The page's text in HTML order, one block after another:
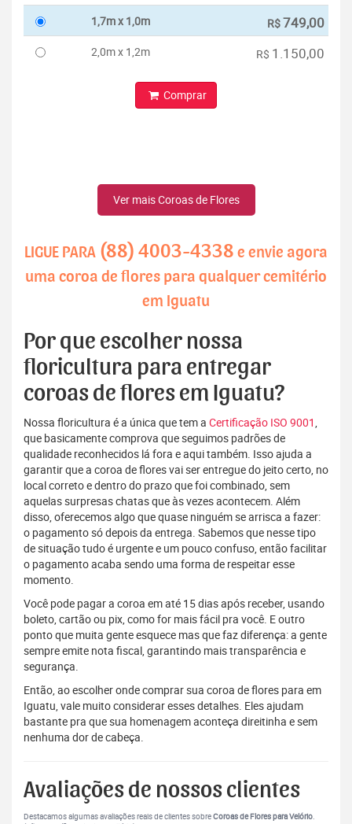
1,7m x 1,0m R$749,00
2,0m x 1,2m R$ 1.150,00
Comprar
Ver mais Coroas de Flores
LIGUE PARA (88) 4003-4338 e envie agora
uma coroa de flores para qualquer cemitério
em Iguatu
Por que escolher nossa
floricultura para entregar
coroas de flores em Iguatu?
Nossa floricultura é a única que tem a Certificação ISO 9001,
que basicamente comprova que seguimos padrões de
qualidade reconhecidos lá fora e aqui também. Isso ajuda a
garantir que a coroa de flores vai ser entregue do jeito certo, no
local correto e dentro do prazo que foi combinado, sem
aquelas surpresas chatas que às vezes acontecem. Além
disso, oferecemos algo que quase ninguém se arrisca a fazer:
o pagamento só depois da entrega. Sabemos que nesse tipo
de situação tudo é urgente e um pouco confuso, então facilitar
o pagamento acaba sendo uma forma de respeitar esse
momento.
Você pode pagar a coroa em até 15 dias após receber, usando
boleto, cartão ou pix, como for mais fácil pra você. E outro
ponto que muita gente esquece mas que faz diferença: a gente
sempre emite nota fiscal, garantindo mais transparência e
segurança.
Então, ao escolher onde comprar sua coroa de flores para em
Iguatu, vale muito considerar esses detalhes. Eles ajudam
bastante pra que sua homenagem aconteça direitinha e sem
nenhuma dor de cabeça.
Avaliações de nossos clientes
Destacamos algumas avaliações reais de clientes sobreCoroas de Flores para Velório.